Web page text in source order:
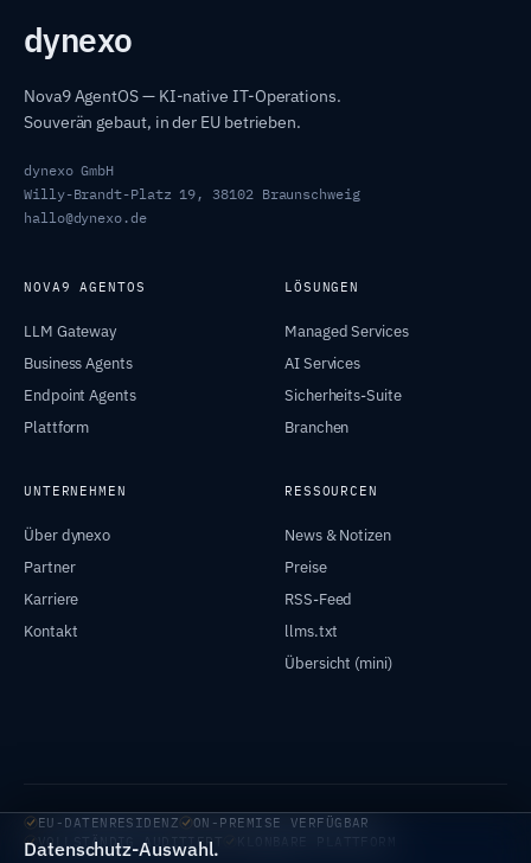
dynexo
Nova9 AgentOS — KI-native IT-Operations.
Souverän gebaut, in der EU betrieben.
dynexo GmbH
Willy-Brandt-Platz 19, 38102 Braunschweig
hallo@dynexo.de
NOVA9 AGENTOS
LLM Gateway
Business Agents
Endpoint Agents
Plattform
LÖSUNGEN
Managed Services
AI Services
Sicherheits-Suite
Branchen
UNTERNEHMEN
Über dynexo
Partner
Karriere
Kontakt
RESSOURCEN
News & Notizen
Preise
RSS-Feed
llms.txt
Übersicht (mini)
EU-DATENRESIDENZ
ON-PREMISE VERFÜGBAR
VOLLSTÄNDIG AUDITIERT
Datenschutz-Auswahl.